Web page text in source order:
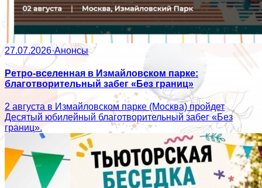
27.07.2026·Анонсы
Ретро-вселенная в Измайловском парке:
благотворительный забег «Без границ»
2 августа в Измайловском парке (Москва) пройдет
Десятый юбилейный благотворительный забег «Без
границ».